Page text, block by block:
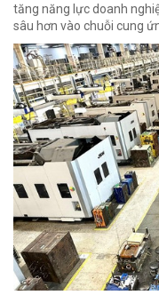
tăng năng lực doanh
sâu hơn vào chuỗi cung